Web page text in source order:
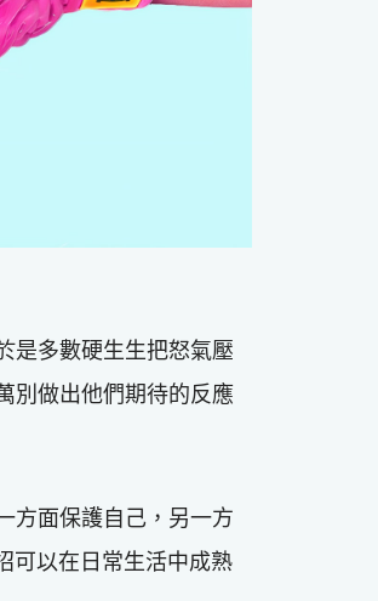
是多數硬生生把怒氣壓
別做出他們期待的反應
方面保護自己，另一方
可以在日常生活中成熟